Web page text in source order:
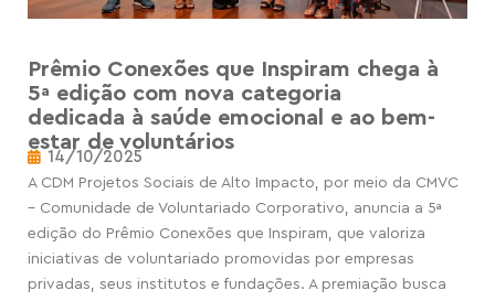
Prêmio Conexões que Inspiram chega à
5ª edição com nova categoria
dedicada à saúde emocional e ao bem-
estar de voluntários
14/10/2025
A CDM Projetos Sociais de Alto Impacto, por meio da CMVC
– Comunidade de Voluntariado Corporativo, anuncia a 5ª
edição do Prêmio Conexões que Inspiram, que valoriza
iniciativas de voluntariado promovidas por empresas
privadas, seus institutos e fundações. A premiação busca